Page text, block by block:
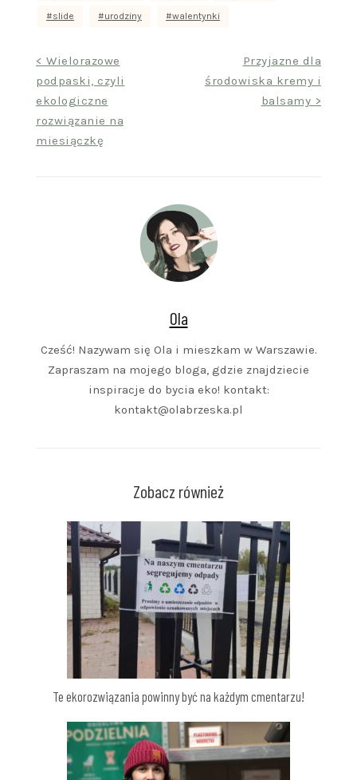
slide urodziny walentynki
Nawigacja
wpisu
< Wielorazowe
podpaski, czyli
ekologiczne
rozwiązanie na
miesiączkę
Przyjazne dla
środowiska kremy i
balsamy >
Ola
Cześć! Nazywam się Ola i mieszkam w Warszawie.
Zapraszam na mojego bloga, gdzie znajdziecie
inspiracje do bycia eko! kontakt:
kontakt@olabrzeska.pl
Zobacz również
Te ekorozwiązania powinny być na każdym cmentarzu!